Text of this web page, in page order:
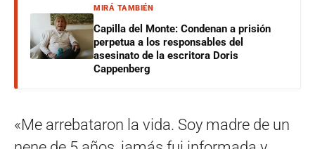
MIRÁ TAMBIÉN
Capilla del Monte: Condenan a prisión
perpetua a los responsables del
asesinato de la escritora Doris
Cappenberg
«Me arrebataron la vida. Soy madre de un